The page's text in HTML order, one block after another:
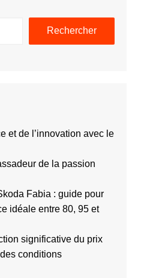
Rechercher
et de l’innovation avec le
de la passion
Fabia : guide pour
idéale entre 80, 95 et
significative du prix
conditions